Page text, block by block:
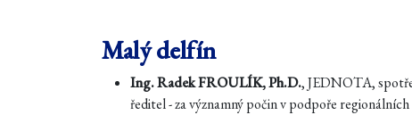
Malý delfín
Ing. Radek FROULÍK, Ph.D., JEDNOTA,
ředitel - za významný počin v podpoře